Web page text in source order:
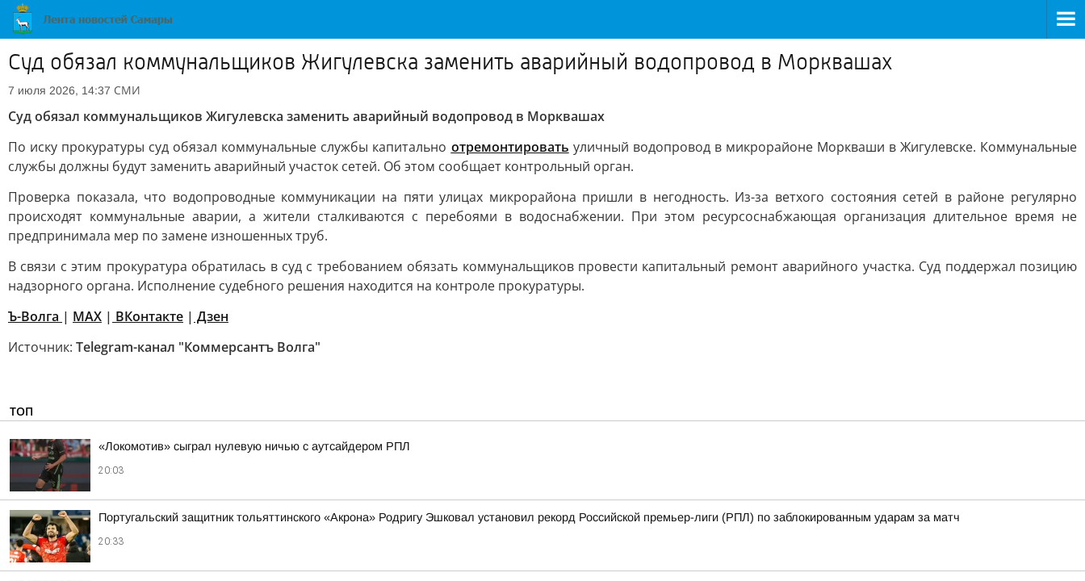
Суд обязал коммунальщиков Жигулевска заменить аварийный водопровод в Морквашах
7 июля 2026, 14:37 СМИ
Суд обязал коммунальщиков Жигулевска заменить аварийный водопровод в Морквашах
По иску прокуратуры суд обязал коммунальные службы капитально отремонтировать уличный водопровод в микрорайоне Моркваши в Жигулевске. Коммунальные
службы должны будут заменить аварийный участок сетей. Об этом сообщает контрольный орган.
Проверка показала, что водопроводные коммуникации на пяти улицах микрорайона пришли в негодность. Из-за ветхого состояния сетей в районе регулярно
происходят коммунальные аварии, а жители сталкиваются с перебоями в водоснабжении. При этом ресурсоснабжающая организация длительное время не
предпринимала мер по замене изношенных труб.
В связи с этим прокуратура обратилась в суд с требованием обязать коммунальщиков провести капитальный ремонт аварийного участка. Суд поддержал позицию
надзорного органа. Исполнение судебного решения находится на контроле прокуратуры.
Ъ-Волга | МАХ | ВКонтакте | Дзен
Источник: Telegram-канал "Коммерсантъ Волга"
ТОП
«Локомотив» сыграл нулевую ничью с аутсайдером РПЛ
20:03
Португальский защитник тольяттинского «Акрона» Родригу Эшковал установил рекорд Российской премьер-лиги (РПЛ) по заблокированным ударам за матч
20:33